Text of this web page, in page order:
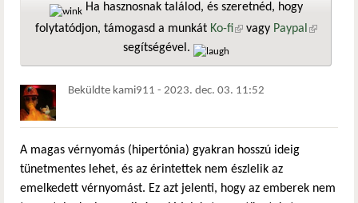
Ha hasznosnak találod, és szeretnéd, hogy
folytatódjon, támogasd a munkát Ko-fi(külső hivatkozás)
vagy Paypal
segítségével.
Beküldte kami911 - 2023. dec. 03. 11:52
A magas vérnyomás (hipertónia) gyakran hosszú ideig
tünetmentes lehet, és az érintettek nem észlelik az
emelkedett vérnyomást. Ez azt jelenti, hogy az emberek nem